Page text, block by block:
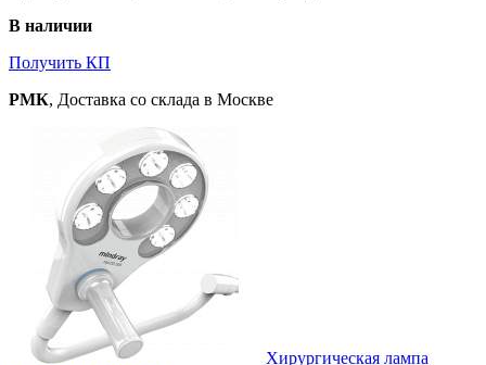
В наличии
Получить КП
РМК, Доставка со склада в Москве
Хирургическая лампа